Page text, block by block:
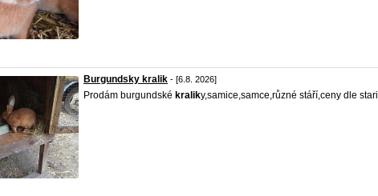
Burgundsky kralik - [6.8. 2026]
Prodám burgundské kraliky,samice,samce,různé stáří,ceny dle stari